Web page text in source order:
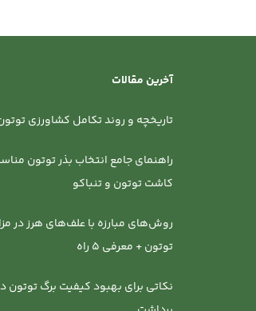
آخرین مقالات
تاریخچه و روند تکامل کشاورزی
راهنمای جامع انتخاب بذر توتون
کاشت توتون و تنباکو
روش‌‌های مبارزه با علف‌های هرز در
توتون + معرفی 5 راه
نکاتی برای بهبود کیفیت برگ